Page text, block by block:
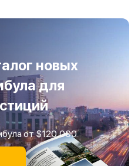
новых
для
от $120,000